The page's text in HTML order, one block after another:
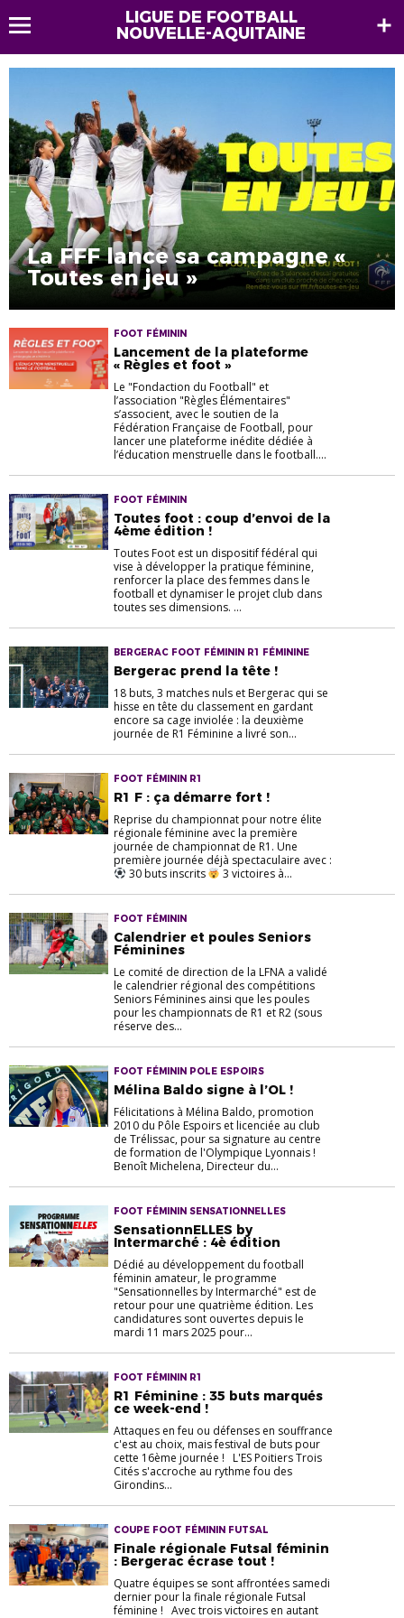
LIGUE DE FOOTBALL
NOUVELLE-AQUITAINE
La FFF lance sa campagne «
Toutes en jeu »
FOOT FÉMININ
Lancement de la plateforme
« Règles et foot »
Le "Fondaction du Football" et
l’association "Règles Élémentaires"
s’associent, avec le soutien de la
Fédération Française de Football, pour
lancer une plateforme inédite dédiée à
l’éducation menstruelle dans le football....
FOOT FÉMININ
Toutes foot : coup d’envoi de la
4ème édition !
Toutes Foot est un dispositif fédéral qui
vise à développer la pratique féminine,
renforcer la place des femmes dans le
football et dynamiser le projet club dans
toutes ses dimensions. ...
BERGERAC FOOT FÉMININ R1 FÉMININE
Bergerac prend la tête !
18 buts, 3 matches nuls et Bergerac qui se
hisse en tête du classement en gardant
encore sa cage inviolée : la deuxième
journée de R1 Féminine a livré son...
FOOT FÉMININ R1
R1 F : ça démarre fort !
Reprise du championnat pour notre élite
régionale féminine avec la première
journée de championnat de R1. Une
première journée déjà spectaculaire avec :
30 buts inscrits
3 victoires à...
FOOT FÉMININ
Calendrier et poules Seniors
Féminines
Le comité de direction de la LFNA a validé
le calendrier régional des compétitions
Seniors Féminines ainsi que les poules
pour les championnats de R1 et R2 (sous
réserve des...
FOOT FÉMININ POLE ESPOIRS
Mélina Baldo signe à l’OL !
Félicitations à Mélina Baldo, promotion
2010 du Pôle Espoirs et licenciée au club
de Trélissac, pour sa signature au centre
de formation de l'Olympique Lyonnais !
Benoît Michelena, Directeur du...
FOOT FÉMININ SENSATIONNELLES
SensationnELLES by
Intermarché : 4è édition
Dédié au développement du football
féminin amateur, le programme
"Sensationnelles by Intermarché" est de
retour pour une quatrième édition. Les
candidatures sont ouvertes depuis le
mardi 11 mars 2025 pour...
FOOT FÉMININ R1
R1 Féminine : 35 buts marqués
ce week-end !
Attaques en feu ou défenses en souffrance
c'est au choix, mais festival de buts pour
cette 16ème journée ! L'ES Poitiers Trois
Cités s'accroche au rythme fou des
Girondins...
COUPE FOOT FÉMININ FUTSAL
Finale régionale Futsal féminin
: Bergerac écrase tout !
Quatre équipes se sont affrontées samedi
dernier pour la finale régionale Futsal
féminine ! Avec trois victoires en autant